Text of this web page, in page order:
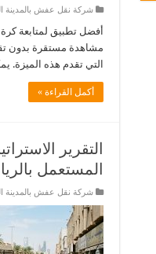
شركة نقل عفش بالمدينة
أفضل تطبيق لمتابعة
التي تقدم هذه
أكمل القراءة »
التقرير
المستعمل
شركة نقل عفش بالمدينة